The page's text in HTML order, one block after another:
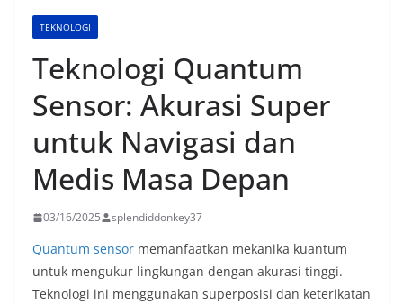
TEKNOLOGI
Teknologi Quantum
Sensor: Akurasi Super
untuk Navigasi dan
Medis Masa Depan
03/16/2025 splendiddonkey37
Quantum sensor memanfaatkan mekanika kuantum
untuk mengukur lingkungan dengan akurasi tinggi.
Teknologi ini menggunakan superposisi dan keterikatan